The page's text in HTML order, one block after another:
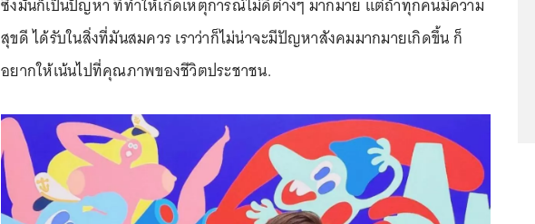
สุขดี ได้รับในสิ่งที่มันสมควร เราว่าก็ไม่น่าจะมีปัญหาสังคมมากมายเกิดขึ้น ก็
อยากให้เน้นไปที่คุณภาพของชีวิตประชาชน.